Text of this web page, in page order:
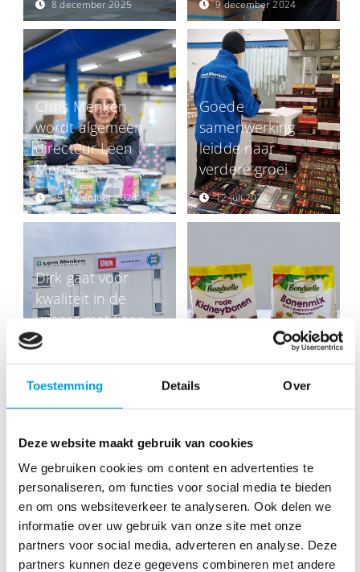
Toestemming Details Over
Deze website maakt gebruik van cookies
We gebruiken cookies om content en advertenties te
personaliseren, om functies voor social media te bieden
en om ons websiteverkeer te analyseren. Ook delen we
informatie over uw gebruik van onze site met onze
partners voor social media, adverteren en analyse. Deze
partners kunnen deze gegevens combineren met andere
8 december 2025 9 december 2024
Chris Menken
wordt algemeen
directeur Leen
Menken
25 november 2024
Goede
samenwerking
leidde naar
verdere groei
12 juli 2024
Dirk gaat voor
kwaliteit in de
vriezer met Leen
Menken en
Lelieveld
14 maart 2024
Bonduelle kiest
voor Leen Menken
26 oktober 2023
“Leen Menken is
de enige die kan
wat wij nodig
hebben” – Out of
Home Shops
Wij helpen van een
slowmover een
fastmover te
maken